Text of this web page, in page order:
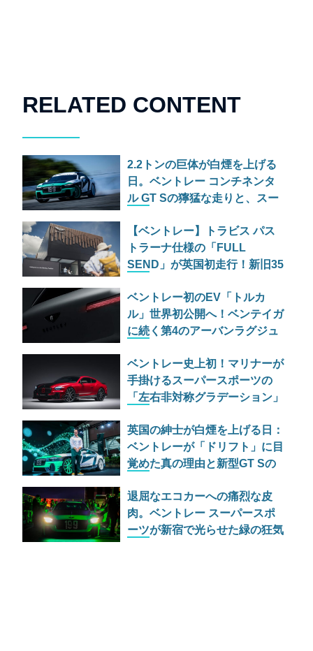
RELATED CONTENT
2.2トンの巨体が白煙を上げる
日。ベントレー コンチネンタ
ル GT Sの獰猛な走りと、スー
【ベントレー】トラビス パス
トラーナ仕様の「FULL
SEND」が英国初走行！新旧35
ベントレー初のEV「トルカ
ル」世界初公開へ！ベンテイガ
に続く第4のアーバンラグジュ
ベントレー史上初！マリナーが
手掛けるスーパースポーツの
「左右非対称グラデーション」
英国の紳士が白煙を上げる日：
ベントレーが「ドリフト」に目
覚めた真の理由と新型GT Sの
退屈なエコカーへの痛烈な皮
肉。ベントレー スーパースポ
ーツが新宿で光らせた緑の狂気